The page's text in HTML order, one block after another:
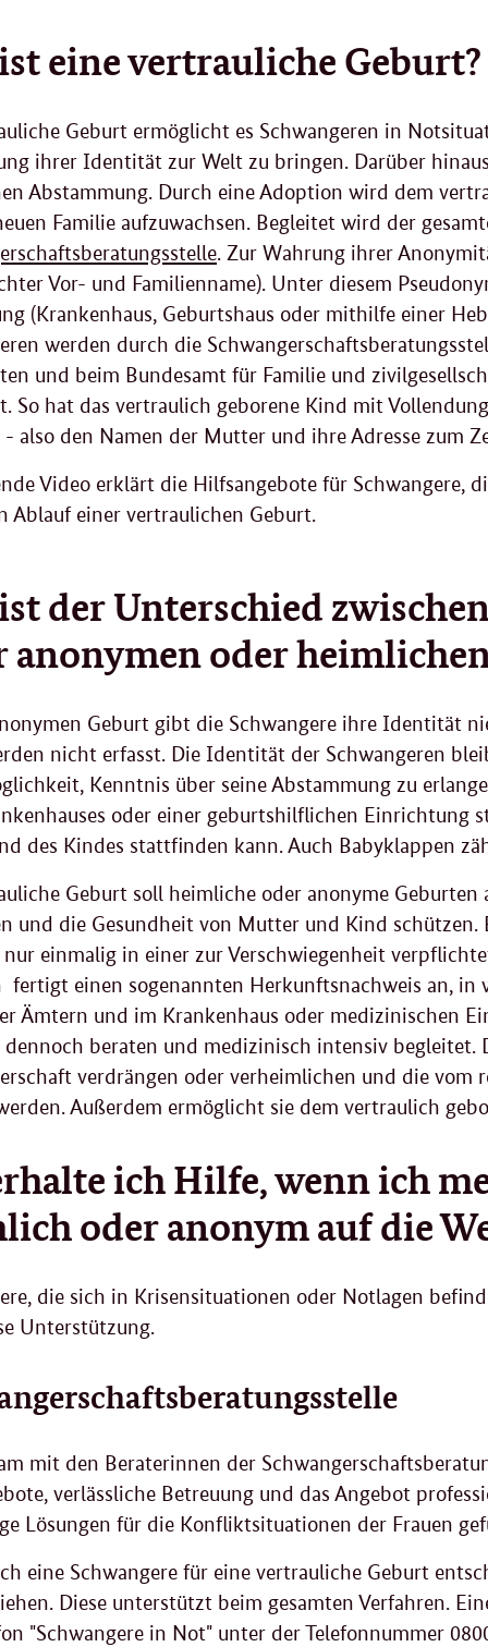
eine vertrauliche Geburt?
Geburt ermöglicht es Schwangeren in
ihrer Identität zur Welt zu bringen. Darüber
Abstammung. Durch eine Adoption wird dem
Familie aufzuwachsen. Begleitet wird der
. Zur Wahrung ihrer
Vor- und Familienname). Unter diesem
(Krankenhaus, Geburtshaus oder mithilfe einer
werden durch die
und beim Bundesamt für Familie und
So hat das vertraulich geborene Kind mit
also den Namen der Mutter und ihre Adresse zum
Video erklärt die Hilfsangebote für Schwangere,
Ablauf einer vertraulichen Geburt.
der Unterschied
anonymen oder
Geburt gibt die Schwangere ihre Identität
nicht erfasst. Die Identität der Schwangeren
Kenntnis über seine Abstammung zu
oder einer geburtshilflichen Einrichtung
des Kindes stattfinden kann. Auch Babyklappen
Geburt soll heimliche oder anonyme
und die Gesundheit von Mutter und Kind
einmalig in einer zur Verschwiegenheit
fertigt einen sogenannten Herkunftsnachweis an, in
Ämtern und im Krankenhaus oder medizinischen
beraten und medizinisch intensiv begleitet.
verdrängen oder verheimlichen und die vom
Außerdem ermöglicht sie dem vertraulich
ich Hilfe, wenn ich
oder anonym auf die
die sich in Krisensituationen oder Notlagen
Unterstützung.
mit den Beraterinnen der
verlässliche Betreuung und das Angebot
Lösungen für die Konfliktsituationen der Frauen
eine Schwangere für eine vertrauliche Geburt
Diese unterstützt beim gesamten Verfahren.
"Schwangere in Not" unter der Telefonnummer